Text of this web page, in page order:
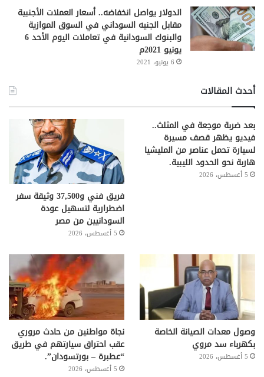
الدولار يواصل انخفاضه.. أسعار العملات الأجنبية
مقابل الجنيه السوداني في السوق الموازية
والبنوك السودانية في تعاملات اليوم الأحد 6
يونيو 2021م
6 يونيو، 2021
أحدث المقالات
بعد ضربة موجعة في المثلث..
فيديو يظهر قصف مسيرة
لسيارة تحمل عناصر من المليشيا
هاربة نحو الحدود الليبية.
5 أغسطس، 2026
فريق فني و37,500 وثيقة سفر
اضطرارية لتسهيل عودة
السودانيين من مصر
5 أغسطس، 2026
وصول معدات الصيانة الخاصة
بكهرباء سد مروي
5 أغسطس، 2026
نجاة مواطنين من حادث مروري
عقب احتراق سيارتهم في طريق
“عطبرة – بورتسودان”.
5 أغسطس، 2026